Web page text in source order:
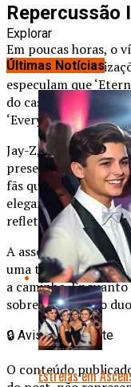
Repercussão
Em poucas horas, o
milhões de
especulam que
do casal, que não
‘Everything Is Love’
Jay-Z, visivelmente
presente e brincou
fãs que os
elegante, usava um
refletores,
A assessoria do
uma turnê conjunta,
a caminho.
sobre o futuro do
🔒 Aviso Importante
O conteúdo
Explorar
Últimas Notícias
Estrelas em